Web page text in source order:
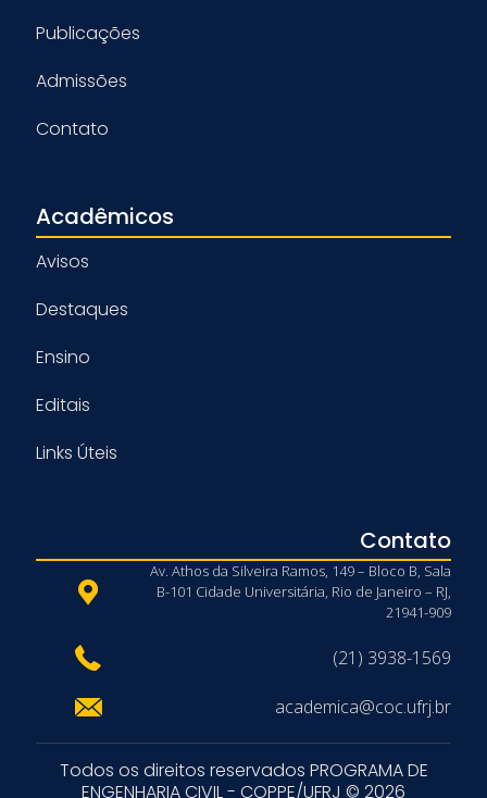
Publicações
Admissões
Contato
Acadêmicos
Avisos
Destaques
Ensino
Editais
Links Úteis
Contato
Av. Athos da Silveira Ramos, 149 – Bloco B, Sala
B-101 Cidade Universitária, Rio de Janeiro – RJ,
21941-909
(21) 3938-1569
academica@coc.ufrj.br
Todos os direitos reservados PROGRAMA DE
ENGENHARIA CIVIL - COPPE/UFRJ © 2026